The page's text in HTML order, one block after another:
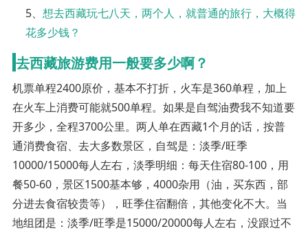
5、想去西藏玩七八天，两个人，就普通的旅行，大概得
花多少钱？
去西藏旅游费用一般要多少啊？
机票单程2400原价，基本不打折，火车是360单程，加上
在火车上消费可能就500单程。如果是自驾油费我不知道要
开多少，全程3700公里。两人单在西藏1个月的话，按普
通消费食宿、去大多数景区，自驾是：淡季/旺季
10000/15000每人左右，淡季明细：每天住宿80-100，用
餐50-60，景区1500基本够，4000杂用（油，买东西，部
分进去食宿较贵等），旺季住宿翻倍，其他变化不大。当
地组团是：淡季/旺季是15000/20000每人左右，没跟过不